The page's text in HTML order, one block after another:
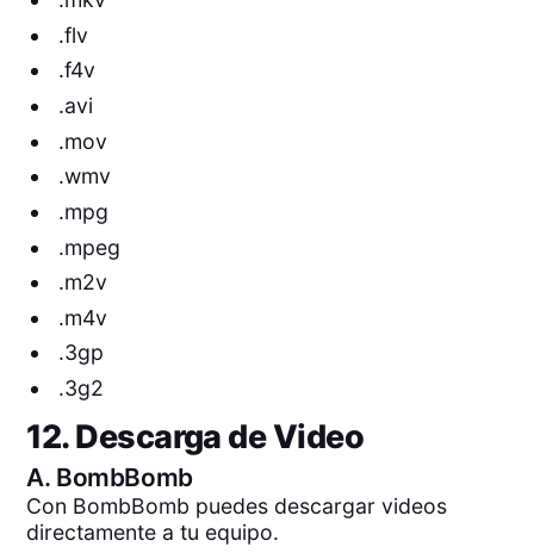
.flv
.f4v
.avi
.mov
.wmv
.mpg
.mpeg
.m2v
.m4v
.3gp
.3g2
12. Descarga de Video
A. BombBomb
Con BombBomb puedes descargar videos
directamente a tu equipo.